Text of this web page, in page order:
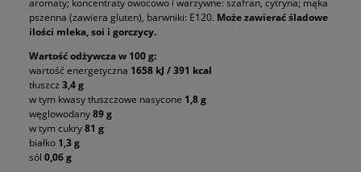
aromaty; koncentraty owocowo i warzywne: szafran, cytryna; mąka
pszenna (zawiera gluten), barwniki: E120. Może zawierać śladowe
ilości mleka, soi i gorczycy.
Wartość odżywcza w 100 g:
wartość energetyczna 1658 kJ / 391 kcal
tłuszcz 3,4 g
w tym kwasy tłuszczowe nasycone 1,8 g
węglowodany89 g
w tym cukry81 g
białko 1,3 g
sól 0,06 g